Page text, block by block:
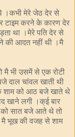
।कभी मेरे जेठ देर से
करने के कारण देर
था ।मेरे पति देर से
की आदत नहीं थी ।मै
मै भी उसमें से एक रोटी
दाल चांवल खाती थी
शाम को आठ बजे खाते थे
खाने लगी ।क्ई बार
को सात बजे आते थे तो
भूख की वजह से शाम